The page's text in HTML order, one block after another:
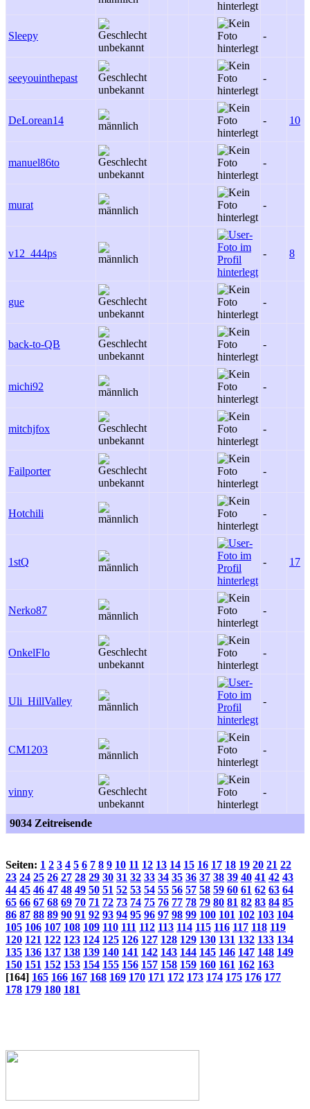
Sleepy -
seeyouinthepast -
DeLorean14 - 10
manuel86to -
murat -
v12_444ps - 8
gue -
back-to-QB -
michi92 -
mitchjfox -
Failporter -
Hotchili -
1stQ - 17
Nerko87 -
OnkelFlo -
Uli_HillValley -
CM1203 -
vinny -
9034 Zeitreisende
Seiten: 1 2 3 4 5 6 7 8 9 10 11 12 13 14 15 16 17 18 19 20 21 22
23 24 25 26 27 28 29 30 31 32 33 34 35 36 37 38 39 40 41 42 43
44 45 46 47 48 49 50 51 52 53 54 55 56 57 58 59 60 61 62 63 64
65 66 67 68 69 70 71 72 73 74 75 76 77 78 79 80 81 82 83 84 85
86 87 88 89 90 91 92 93 94 95 96 97 98 99 100 101 102 103 104
105 106 107 108 109 110 111 112 113 114 115 116 117 118 119
120 121 122 123 124 125 126 127 128 129 130 131 132 133 134
135 136 137 138 139 140 141 142 143 144 145 146 147 148 149
150 151 152 153 154 155 156 157 158 159 160 161 162 163
[164] 165 166 167 168 169 170 171 172 173 174 175 176 177
178 179 180 181